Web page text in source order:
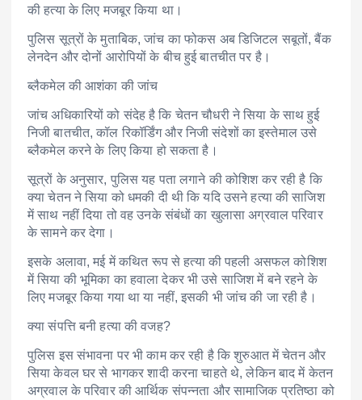
की हत्या के लिए मजबूर किया था।
पुलिस सूत्रों के मुताबिक, जांच का फोकस अब डिजिटल सबूतों, बैंक
लेनदेन और दोनों आरोपियों के बीच हुई बातचीत पर है।
ब्लैकमेल की आशंका की जांच
जांच अधिकारियों को संदेह है कि चेतन चौधरी ने सिया के साथ हुई
निजी बातचीत, कॉल रिकॉर्डिंग और निजी संदेशों का इस्तेमाल उसे
ब्लैकमेल करने के लिए किया हो सकता है।
सूत्रों के अनुसार, पुलिस यह पता लगाने की कोशिश कर रही है कि
क्या चेतन ने सिया को धमकी दी थी कि यदि उसने हत्या की साजिश
में साथ नहीं दिया तो वह उनके संबंधों का खुलासा अग्रवाल परिवार
के सामने कर देगा।
इसके अलावा, मई में कथित रूप से हत्या की पहली असफल कोशिश
में सिया की भूमिका का हवाला देकर भी उसे साजिश में बने रहने के
लिए मजबूर किया गया था या नहीं, इसकी भी जांच की जा रही है।
क्या संपत्ति बनी हत्या की वजह?
पुलिस इस संभावना पर भी काम कर रही है कि शुरुआत में चेतन और
सिया केवल घर से भागकर शादी करना चाहते थे, लेकिन बाद में केतन
अग्रवाल के परिवार की आर्थिक संपन्नता और सामाजिक प्रतिष्ठा को